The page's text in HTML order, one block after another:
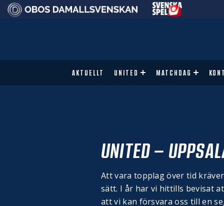
AKTUELLT UNITED MATCHDAG
UNITED –
Att vara topplag över tid
sätt. I år har vi hittills bevisat
att vi kan försvara oss till en